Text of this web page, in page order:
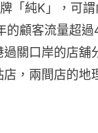
「純K」，可
的顧客流量超
關口岸的店舖
，兩間店的地